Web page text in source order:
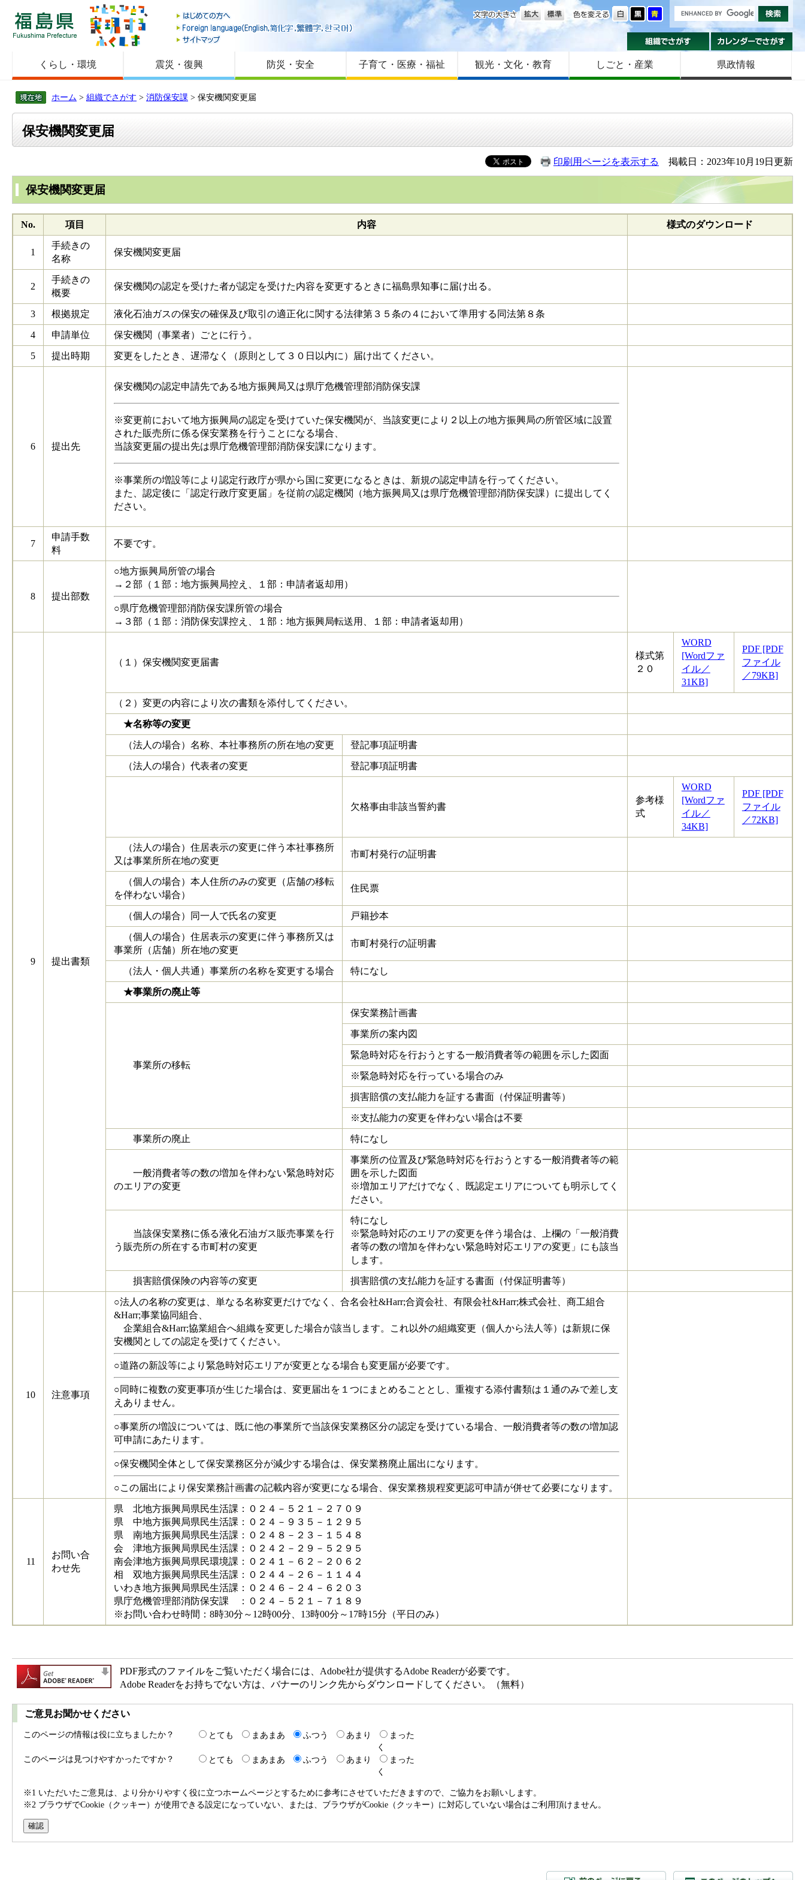
福島県
はじめての方へ
Foreign language
サイトマップ
色を変える
文字の大きさ
組織でさがす
くらし・環境 震災・復興 防災・安全 子育て・医療・福祉 観光・文化・教育 しごと・産業 県政情報
ホーム > 組織でさがす > 消防保安課 > 保安機関変更届
保安機関変更届
印刷用ページを表示する 掲載日：2023年10月19日更新
保安機関変更届
No. 項目 内容 様式のダウンロード
1
手続きの
名称
保安機関変更届
2
手続きの
概要
保安機関の認定を受けた者が認定を受けた内容を変更するときに福島県知事に届け出る。
3 根拠規定 液化石油ガスの保安の確保及び取引の適正化に関する法律第３５条の４において準用する同法第８条
4 申請単位 保安機関（事業者）ごとに行う。
5 提出時期 変更をしたとき、遅滞なく（原則として３０日以内に）届け出てください。
6 提出先
保安機関の認定申請先である地方振興局又は県庁危機管理部消防保安課
※変更前において地方振興局の認定を受けていた保安機関が、当該変更により２以上の地方振興局の所管区域に設置
された販売所に係る保安業務を行うことになる場合、
当該変更届の提出先は県庁危機管理部消防保安課になります。
※事業所の増設等により認定行政庁が県から国に変更になるときは、新規の認定申請を行ってください。
また、認定後に「認定行政庁変更届」を従前の認定機関（地方振興局又は県庁危機管理部消防保安課）に提出してく
ださい。
7
申請手数
料
不要です。
8 提出部数
○地方振興局所管の場合
→２部（１部：地方振興局控え、１部：申請者返却用）
○県庁危機管理部消防保安課所管の場合
→３部（１部：消防保安課控え、１部：地方振興局転送用、１部：申請者返却用）
9 提出書類
（１）保安機関変更届書
様式第
２０
WORD
[Wordファ
イル／
31KB]
PDF [PDF
ファイル
／79KB]
（２）変更の内容により次の書類を添付してください。
★名称等の変更
（法人の場合）名称、本社事務所の所在地の変更 登記事項証明書
（法人の場合）代表者の変更 登記事項証明書
欠格事由非該当誓約書
参考様
式
WORD
[Wordファ
イル／
34KB]
PDF [PDF
ファイル
／72KB]
（法人の場合）住居表示の変更に伴う本社事務所
又は事業所所在地の変更
市町村発行の証明書
（個人の場合）本人住所のみの変更（店舗の移転
を伴わない場合）
住民票
（個人の場合）同一人で氏名の変更 戸籍抄本
（個人の場合）住居表示の変更に伴う事務所又は
事業所（店舗）所在地の変更
市町村発行の証明書
（法人・個人共通）事業所の名称を変更する場合 特になし
★事業所の廃止等
事業所の移転
保安業務計画書
事業所の案内図
緊急時対応を行おうとする一般消費者等の範囲を示した図面
※緊急時対応を行っている場合のみ
損害賠償の支払能力を証する書面（付保証明書等）
※支払能力の変更を伴わない場合は不要
事業所の廃止 特になし
一般消費者等の数の増加を伴わない緊急時対応
のエリアの変更
事業所の位置及び緊急時対応を行おうとする一般消費者等の範
囲を示した図面
※増加エリアだけでなく、既認定エリアについても明示してく
ださい。
当該保安業務に係る液化石油ガス販売事業を行
う販売所の所在する市町村の変更
特になし
※緊急時対応のエリアの変更を伴う場合は、上欄の「一般消費
者等の数の増加を伴わない緊急時対応エリアの変更」にも該当
します。
損害賠償保険の内容等の変更 損害賠償の支払能力を証する書面（付保証明書等）
10 注意事項
○法人の名称の変更は、単なる名称変更だけでなく、合名会社&Harr;合資会社、有限会社&Harr;株式会社、商工組合
&Harr;事業協同組合、
企業組合&Harr;協業組合へ組織を変更した場合が該当します。これ以外の組織変更（個人から法人等）は新規に保
安機関としての認定を受けてください。
○道路の新設等により緊急時対応エリアが変更となる場合も変更届が必要です。
○同時に複数の変更事項が生じた場合は、変更届出を１つにまとめることとし、重複する添付書類は１通のみで差し支
えありません。
○事業所の増設については、既に他の事業所で当該保安業務区分の認定を受けている場合、一般消費者等の数の増加認
可申請にあたります。
○保安機関全体として保安業務区分が減少する場合は、保安業務廃止届出になります。
○この届出により保安業務計画書の記載内容が変更になる場合、保安業務規程変更認可申請が併せて必要になります。
11
お問い合
わせ先
県 北地方振興局県民生活課：０２４－５２１－２７０９
県 中地方振興局県民生活課：０２４－９３５－１２９５
県 南地方振興局県民生活課：０２４８－２３－１５４８
会 津地方振興局県民生活課：０２４２－２９－５２９５
南会津地方振興局県民環境課：０２４１－６２－２０６２
相 双地方振興局県民生活課：０２４４－２６－１１４４
いわき地方振興局県民生活課：０２４６－２４－６２０３
県庁危機管理部消防保安課 ：０２４－５２１－７１８９
※お問い合わせ時間：8時30分～12時00分、13時00分～17時15分（平日のみ）
PDF形式のファイルをご覧いただく場合には、Adobe社が提供するAdobe Readerが必要です。
Adobe Readerをお持ちでない方は、バナーのリンク先からダウンロードしてください。（無料）
ご意見お聞かせください
このページの情報は役に立ちましたか？ とても まあまあ ふつう あまり
まった
く
このページは見つけやすかったですか？
とても まあまあ ふつう あまり
まった
く
※1 いただいたご意見は、より分かりやすく役に立つホームページとするために参考にさせていただきますので、ご協力をお願いします。
※2 ブラウザでCookie（クッキー）が使用できる設定になっていない、または、ブラウザがCookie（クッキー）に対応していない場合はご利用頂けません。
前のページに戻る